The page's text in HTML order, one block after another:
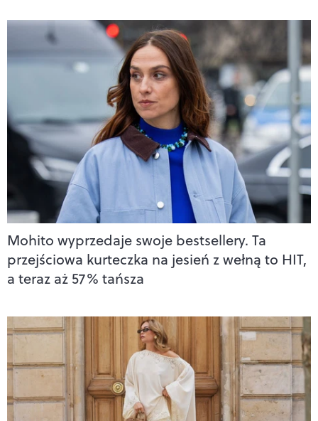
Mohito wyprzedaje swoje bestsellery. Ta
przejściowa kurteczka na jesień z wełną to HIT,
a teraz aż 57% tańsza